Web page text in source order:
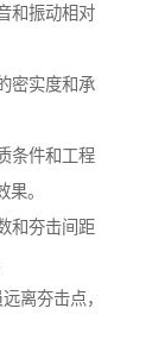
和振动相对
密实度和承
条件和工程
。
和夯击间距
离夯击点，